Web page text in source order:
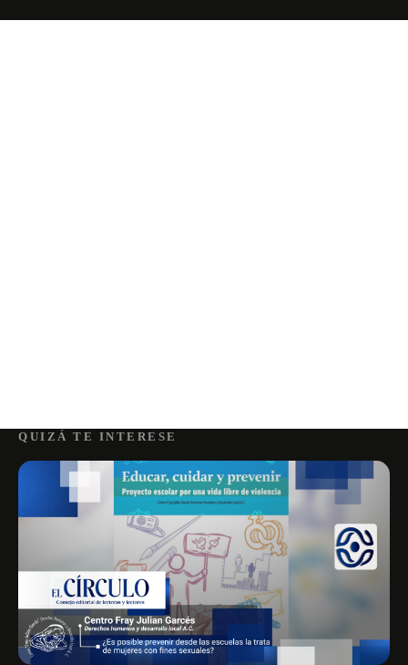
QUIZÁ TE INTERESE